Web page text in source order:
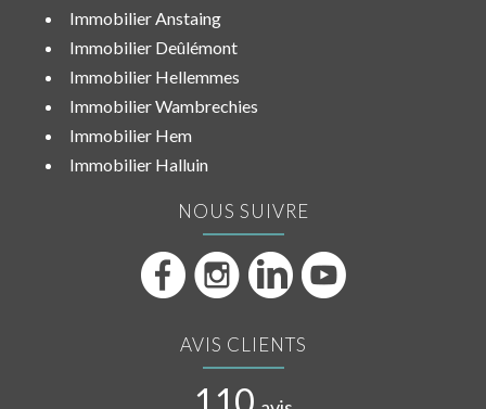
Immobilier Anstaing
Immobilier Deûlémont
Immobilier Hellemmes
Immobilier Wambrechies
Immobilier Hem
Immobilier Halluin
NOUS SUIVRE
AVIS CLIENTS